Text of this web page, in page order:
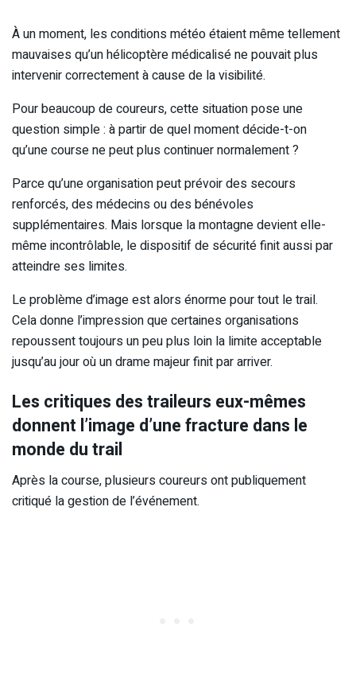
À un moment, les conditions météo étaient même tellement
mauvaises qu’un hélicoptère médicalisé ne pouvait plus
intervenir correctement à cause de la visibilité.
Pour beaucoup de coureurs, cette situation pose une
question simple : à partir de quel moment décide-t-on
qu’une course ne peut plus continuer normalement ?
Parce qu’une organisation peut prévoir des secours
renforcés, des médecins ou des bénévoles
supplémentaires. Mais lorsque la montagne devient elle-
même incontrôlable, le dispositif de sécurité finit aussi par
atteindre ses limites.
Le problème d’image est alors énorme pour tout le trail.
Cela donne l’impression que certaines organisations
repoussent toujours un peu plus loin la limite acceptable
jusqu’au jour où un drame majeur finit par arriver.
Les critiques des traileurs eux-mêmes
donnent l’image d’une fracture dans le
monde du trail
Après la course, plusieurs coureurs ont publiquement
critiqué la gestion de l’événement.